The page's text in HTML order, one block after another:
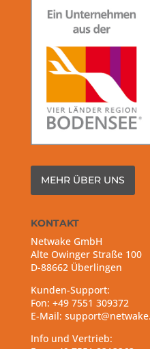
MEHR ÜBER UNS
KONTAKT
Netwake GmbH
Alte Owinger Straße 100
D-88662 Überlingen
Kunden-Support:
Fon: +49 7551 309372
E-Mail:
Info und Vertrieb: